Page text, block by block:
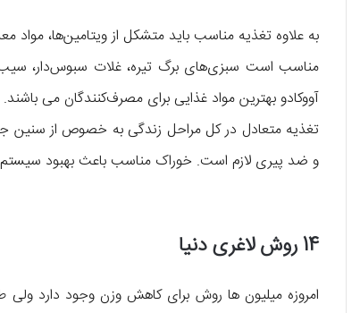
به علاوه تغذیه مناسب باید متشکل از ویتامین‌ها،
مناسب است سبزی‌های برگ تیره، غلات سبوس‌دار،
آووکادو بهترین مواد غذایی برای مصرف‌کنندگان می باشند.
تغذیه متعادل در کل مراحل زندگی به خصوص از سنین
و ضد پیری لازم است. خوراک مناسب باعث بهبود
14 روش لاغری دنیا
امروزه میلیون ها روش برای کاهش وزن وجود دارد ولی